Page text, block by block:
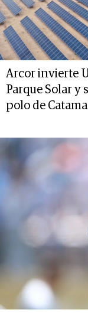
Arcor invierte
Parque Solar y
polo de